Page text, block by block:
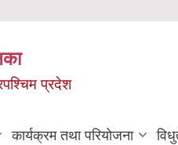
प्रदेश
कार्यक्रम तथा परियोजना